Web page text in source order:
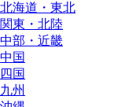
北海道・東北
関東・北陸
中部・近畿
中国
四国
九州